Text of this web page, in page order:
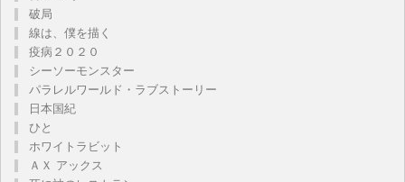
破局
線は、僕を描く
疫病２０２０
シーソーモンスター
パラレルワールド・ラブストーリー
日本国紀
ひと
ホワイトラビット
ＡＸ アックス